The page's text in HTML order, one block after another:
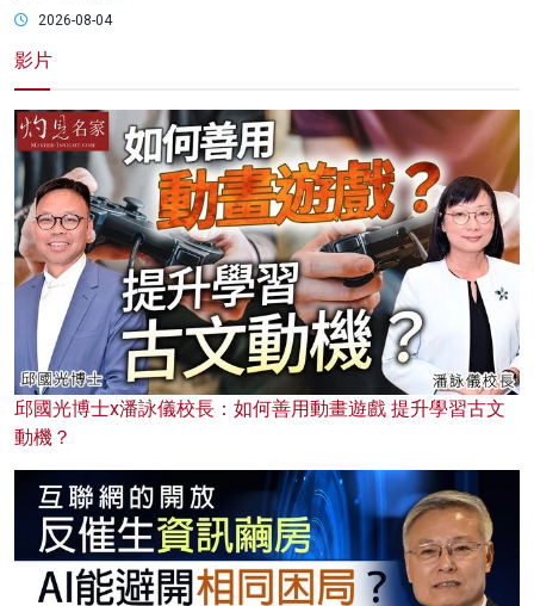
2026-08-04
影片
邱國光博士x潘詠儀校長：如何善用動畫遊戲 提升學習古文
動機？